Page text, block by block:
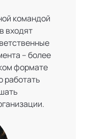
командой
входят
– более
формате
работать